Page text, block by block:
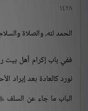
١٤٢٨
الحمد لله، والصلاة
ففي باب إكرام أهل بيت
نورد كالعادة بعد إيراد
الباب ما جاء عن السلف